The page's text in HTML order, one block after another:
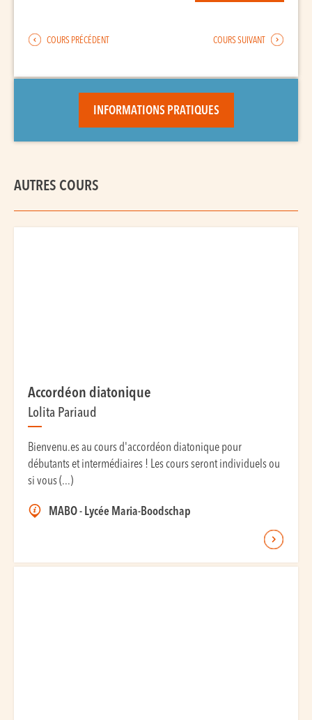
COURS PRÉCÉDENT COURS SUIVANT
INFORMATIONS PRATIQUES
AUTRES COURS
Accordéon diatonique
Lolita Pariaud
Bienvenu.es au cours d'accordéon diatonique pour
débutants et intermédiaires ! Les cours seront individuels ou
si vous (...)
MABO - Lycée Maria-Boodschap